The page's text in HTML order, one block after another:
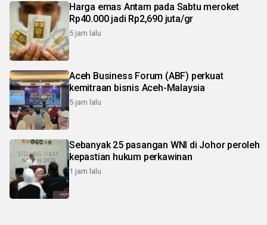
Harga emas Antam pada Sabtu meroket
Rp40.000 jadi Rp2,690 juta/gr
5 jam lalu
Aceh Business Forum (ABF) perkuat
kemitraan bisnis Aceh-Malaysia
5 jam lalu
Sebanyak 25 pasangan WNI di Johor peroleh
kepastian hukum perkawinan
1 jam lalu